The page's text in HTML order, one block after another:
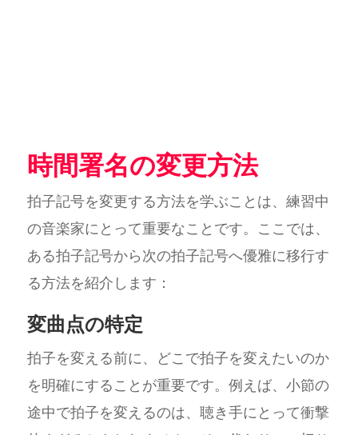
時間署名の変更方法
拍子記号を変更する方法を学ぶことは、練習中
の音楽家にとって重要なことです。ここでは、
ある拍子記号から次の拍子記号へ優雅に移行す
る方法を紹介します：
変曲点の特定
拍子を変える前に、どこで拍子を変えたいのか
を明確にすることが重要です。例えば、小節の
途中で拍子を変えるのは、聴き手にとって衝撃